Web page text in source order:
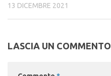
13 DICEMBRE 2021
LASCIA UN COMMENTO